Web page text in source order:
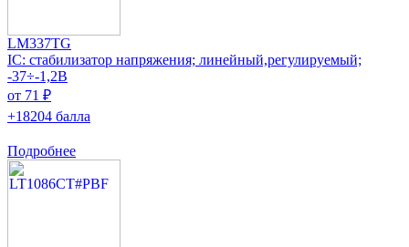
LM337TG
IC: стабилизатор напряжения; линейный,регулируемый;
-37÷-1,2В
от 71 ₽
+18204 балла
Подробнее